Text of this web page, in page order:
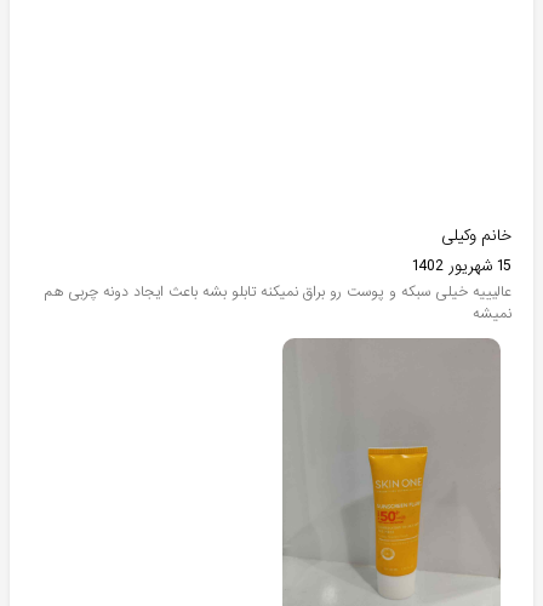
خانم وکیلی
15 شهریور 1402
عالیییه خیلی سبکه و پوست رو براق نمیکنه تابلو بشه باعث ایجاد دونه چربی هم
نمیشه